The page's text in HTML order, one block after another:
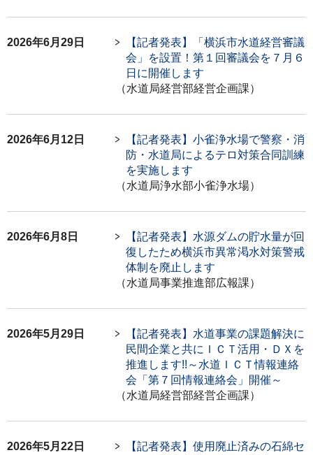
2026年6月29日
【記者発表】「横浜市水道経営審議
会」を設置！第１回審議会を７月６
日に開催します
（水道局経営部経営企画課）
2026年6月12日
【記者発表】小雀浄水場で警察・消
防・水道局によるテロ対策合同訓練
を実施します
（水道局浄水部小雀浄水場）
2026年6月8日
【記者発表】水源ダムの貯水量が回
復したため横浜市異常渇水対策警戒
体制を廃止します
（水道局事業推進部広報課）
2026年5月29日
【記者発表】水道事業の課題解決に
民間企業と共にＩＣＴ活用・ＤＸを
推進します!!～水道ＩＣＴ情報連絡
会「第７回情報連絡会」開催～
（水道局経営部経営企画課）
2026年5月22日
【記者発表】使用廃止済みの石綿セ